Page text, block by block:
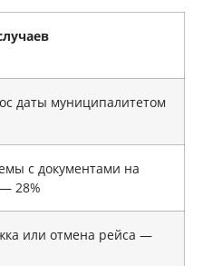
даты муниципалитетом
с документами на
28%
или отмена рейса —